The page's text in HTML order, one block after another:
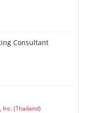
Consultant
Inc. (Thailand)